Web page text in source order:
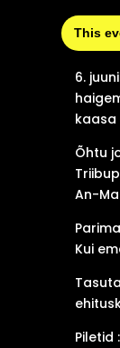
This
6.
kaasa
Õhtu
An-
Kui
Piletid